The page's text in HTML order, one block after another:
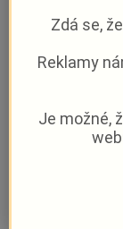
Zdá se,
Reklamy
Je možné,